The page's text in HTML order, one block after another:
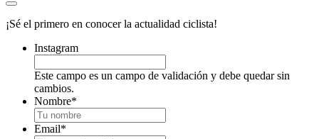
¡Sé el primero en conocer la actualidad ciclista!
Instagram
Este campo es un campo de validación y debe quedar sin
cambios.
Nombre*
Email*